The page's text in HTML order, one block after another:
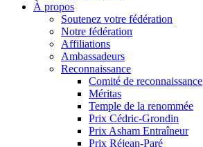
À propos
Soutenez votre fédération
Notre fédération
Affiliations
Ambassadeurs
Reconnaissance
Comité de reconnaissance
Méritas
Temple de la renommée
Prix Cédric-Grondin
Prix Asham Entraîneur
Prix Réjean-Paré